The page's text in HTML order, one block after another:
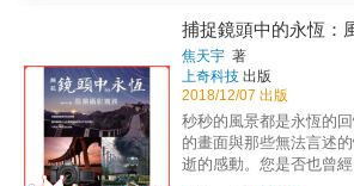
中的倒影拍攝下來？我一
「不可能。」然而那一夜
尺的冰川冰湖邊，所有
實。深夜，大地廣袤而
在如鏡的湖水中，如夢
一個世外仙境。 ‧太陽落山，我靜靜等待日落餘
暉的出現。果然，十來
的風采，徜徉與沉浸在旅
中，給自己來一場久違
吧！
巧&hellip;&hellip; ◆保障自己的安全──野外知
識 水域、高海拔、雪地等環境的攝影時機與注
意事項， 服裝、宿營、炊事、照明等戶外裝備
選擇分析&hellip;&hellip;
捕捉鏡頭中的永恆：
焦天宇 著
上奇科技 出版
2018/12/07 出版
秒秒的風景都是永恆的
的畫面與那些無法言述
逝的感動。您是否也曾